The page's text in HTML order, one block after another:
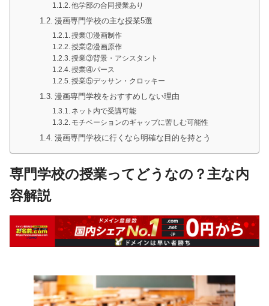
他学部の合同授業あり
漫画専門学校の主な授業5選
授業①漫画制作
授業②漫画原作
授業③背景・アシスタント
授業④パース
授業⑤デッサン・クロッキー
漫画専門学校をおすすめしない理由
ネット内で受講可能
モチベーションのギャップに苦しむ可能性
漫画専門学校に行くなら明確な目的を持とう
専門学校の授業ってどうなの？主な内
容解説